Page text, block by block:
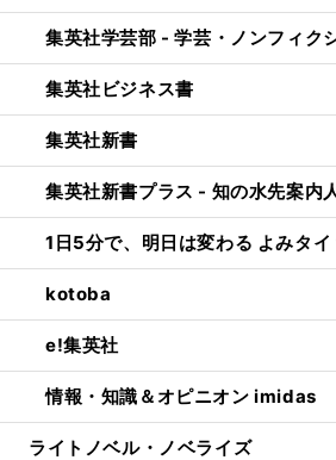
集英社学芸部 - 学芸・ノンフィク
集英社ビジネス書
集英社新書
集英社新書プラス - 知の水先案内
1日5分で、明日は変わる よみタ
kotoba
e!集英社
情報・知識＆オピニオン imidas
ライトノベル・ノベライズ